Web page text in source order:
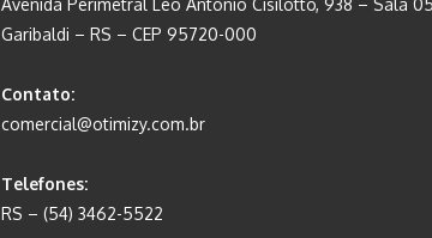
Garibaldi – RS – CEP 95720-000
Contato:
comercial@otimizy.com.br
Telefones:
RS – (54) 3462-5522